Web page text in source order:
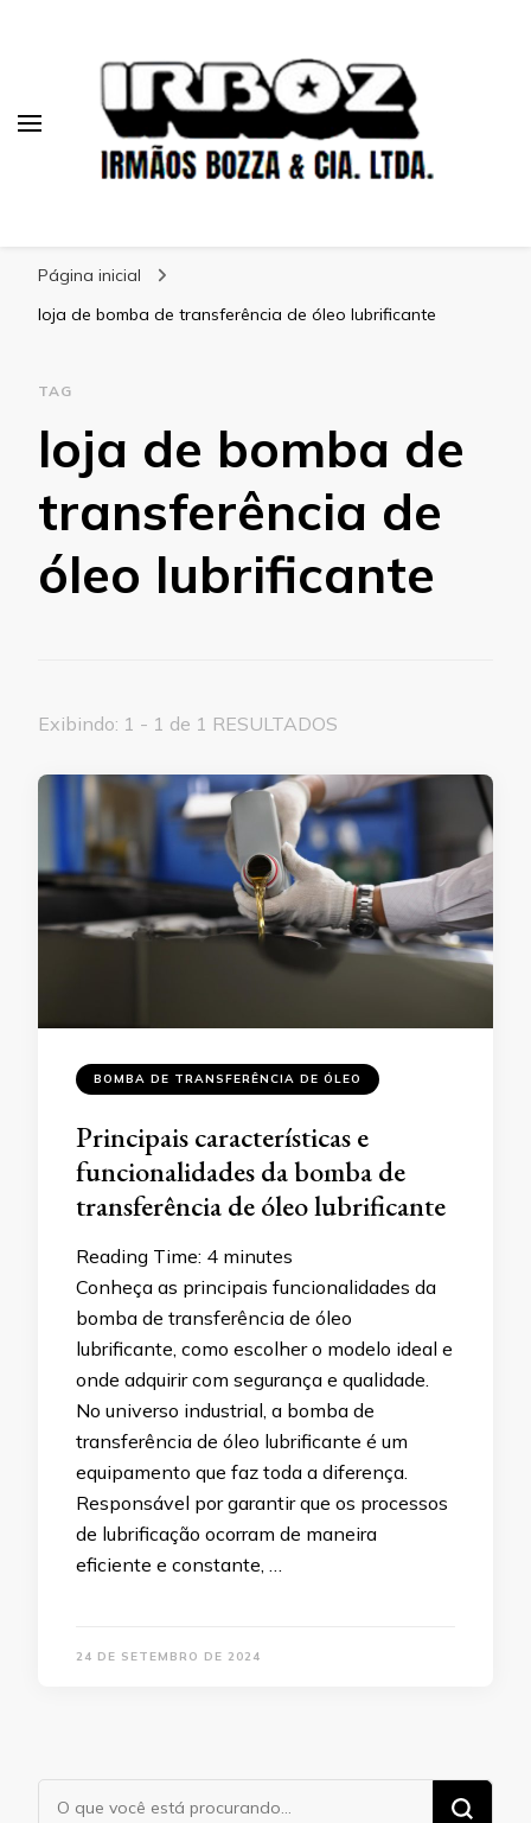
Página inicial
loja de bomba de transferência de óleo lubrificante
TAG
loja de bomba de
transferência de
óleo lubrificante
Exibindo: 1 - 1 de 1 RESULTADOS
BOMBA DE TRANSFERÊNCIA DE ÓLEO
Principais características e
funcionalidades da bomba de
transferência de óleo lubrificante
Reading Time: 4 minutes
Conheça as principais funcionalidades da
bomba de transferência de óleo
lubrificante, como escolher o modelo ideal e
onde adquirir com segurança e qualidade.
No universo industrial, a bomba de
transferência de óleo lubrificante é um
equipamento que faz toda a diferença.
Responsável por garantir que os processos
de lubrificação ocorram de maneira
eficiente e constante, …
24 DE SETEMBRO DE 2024
Procurando